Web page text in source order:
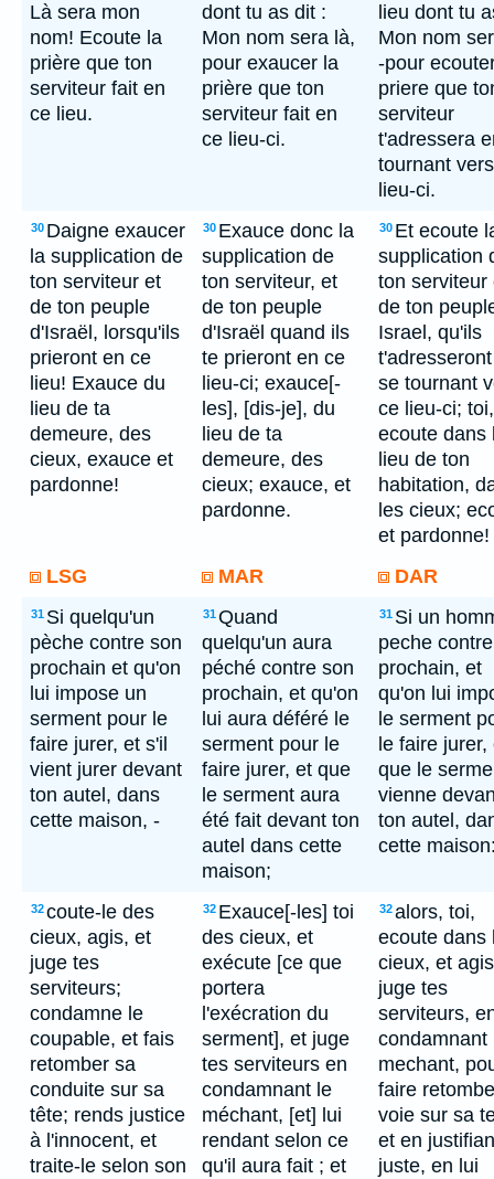
Là sera mon
nom! Ecoute la
prière que ton
serviteur fait en
ce lieu.
dont tu as dit :
Mon nom sera là,
pour exaucer la
prière que ton
serviteur fait en
ce lieu-ci.
lieu dont tu
Mon nom
-pour
priere que
serviteur
t'adressera
tournant
lieu-ci.
30 Daigne exaucer
la supplication de
ton serviteur et
de ton peuple
d'Israël, lorsqu'ils
prieront en ce
lieu! Exauce du
lieu de ta
demeure, des
cieux, exauce et
pardonne!
30 Exauce donc la
supplication de
ton serviteur, et
de ton peuple
d'Israël quand ils
te prieront en ce
lieu-ci; exauce[-
les], [dis-je], du
lieu de ta
demeure, des
cieux; exauce, et
pardonne.
30 Et ecoute
supplication
ton serviteur
de ton
Israel, qu'ils
se tournant
ce lieu-ci; toi,
ecoute dans
lieu de ton
habitation,
les cieux;
et pardonne!
LSG
MAR DAR
31 Si quelqu'un
pèche contre son
prochain et qu'on
lui impose un
serment pour le
faire jurer, et s'il
vient jurer devant
ton autel, dans
cette maison, -
31Quand
quelqu'un aura
péché contre son
prochain, et qu'on
lui aura déféré le
serment pour le
faire jurer, et que
le serment aura
été fait devant ton
autel dans cette
maison;
31 Si un
peche
prochain, et
qu'on lui
le serment
le faire jurer,
que le
vienne
ton autel,
cette
32coute-le des
cieux, agis, et
juge tes
serviteurs;
condamne le
coupable, et fais
retomber sa
conduite sur sa
tête; rends justice
à l'innocent, et
traite-le selon son
32 Exauce[-les] toi
des cieux, et
exécute [ce que
portera
l'exécration du
serment], et juge
tes serviteurs en
condamnant le
méchant, [et] lui
rendant selon ce
qu'il aura fait ; et
32alors, toi,
ecoute dans
cieux, et
juge tes
serviteurs,
condamnant
mechant,
faire
voie sur sa
et en
juste, en lui